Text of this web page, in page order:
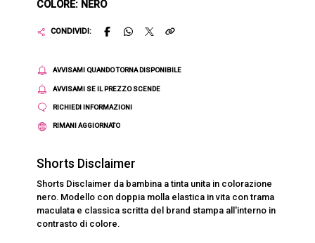
COLORE: NERO
CONDIVIDI:
AVVISAMI QUANDO TORNA DISPONIBILE
AVVISAMI SE IL PREZZO SCENDE
RICHIEDI INFORMAZIONI
RIMANI AGGIORNATO
Shorts Disclaimer
Shorts Disclaimer da bambina a tinta unita in colorazione
nero. Modello con doppia molla elastica in vita con trama
maculata e classica scritta del brand stampa all'interno in
contrasto di colore.